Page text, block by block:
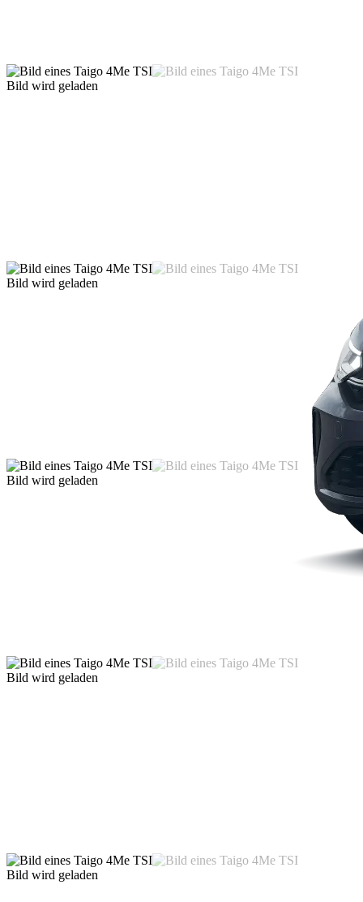
Bild wird geladen
Bild wird geladen
Bild wird geladen
Bild wird geladen
Bild wird geladen